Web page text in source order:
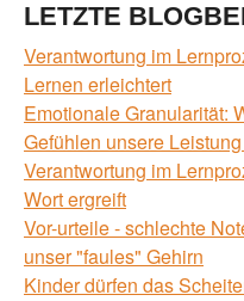
LETZTE
Verantwortung im
Lernen erleichtert
Emotionale Granularität:
Gefühlen unsere
Verantwortung im
Wort ergreift
Vor-urteile - schlechte
unser "faules" Gehirn
Kinder dürfen das